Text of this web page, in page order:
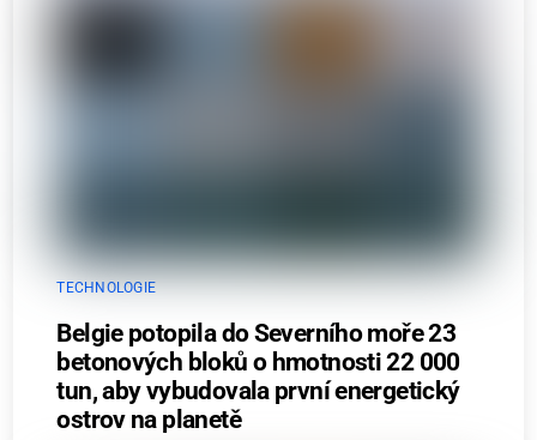
TECHNOLOGIE
Belgie potopila do Severního moře 23
betonových bloků o hmotnosti 22 000
tun, aby vybudovala první energetický
ostrov na planetě